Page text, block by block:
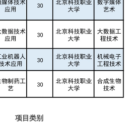
项目类别